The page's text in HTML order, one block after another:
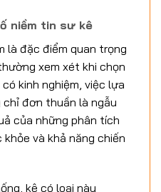
niềm tin sư kê
là đặc điểm quan trọng
xem xét khi chọn
kinh nghiệm, việc lựa
chỉ đơn thuần là ngẫu
của những phân tích
và khả năng chiến
kê có loại này